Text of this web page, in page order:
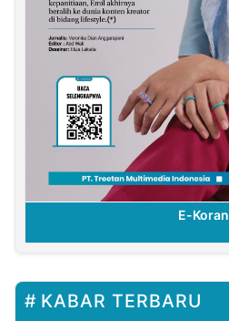
E-Koran
KABAR TERBARU